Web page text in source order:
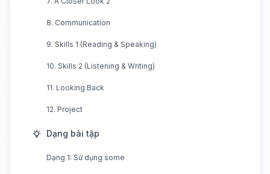
8. Communication
9. Skills 1 (Reading & Speaking)
10. Skills 2 (Listening & Writing)
11. Looking Back
12. Project
Dạng bài tập
Dạng 1: Sử dụng some